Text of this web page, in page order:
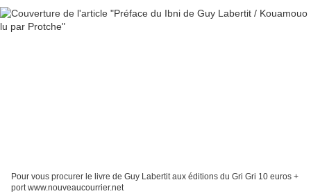
Pour vous procurer le livre de Guy Labertit aux éditions du Gri Gri 10 euros +
port www.nouveaucourrier.net